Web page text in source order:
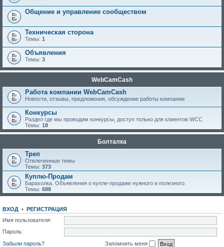
Общение и управление сообществом
Техническая сторона
Темы: 1
Объявления
Темы: 3
WebCamCash
Работа компании WebCamCash
Новости, отзывы, предложения, обсуждение работы компании
Конкурсы
Раздел где мы проводим конкурсы, доступ только для клиентов WCC
Темы: 18
Болталка
Треп
Отвлеченные темы
Темы: 373
Куплю-Продам
Барахолка. Объявления о купле-продаже нужного и полезного.
Темы: 688
ВХОД • РЕГИСТРАЦИЯ
Имя пользователя:
Пароль:
Забыли пароль?
Запомнить меня